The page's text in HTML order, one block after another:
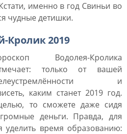
именно в год Свиньи во
чудные детишки.
Кролик 2019
Водолея-Кролика
только от вашей
и
каким станет 2019 год.
то сможете даже сидя
деньги. Правда, для
уделить время образованию: